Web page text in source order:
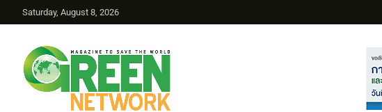
Saturday, August 8, 2026